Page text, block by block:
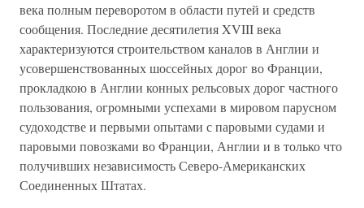
века полным переворотом в области путей и средств
сообщения. Последние десятилетия XVIII века
характеризуются строительством каналов в Англии и
усовершенствованных шоссейных дорог во Франции,
прокладкою в Англии конных рельсовых дорог частного
пользования, огромными успехами в мировом парусном
судоходстве и первыми опытами с паровыми судами и
паровыми повозками во Франции, Англии и в только что
получивших независимость Северо-Американских
Соединенных Штатах.